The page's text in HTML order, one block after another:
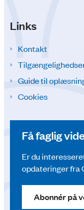
Links
Kontakt
Guide til
Cookies
Få faglig
Er du
opdateringer fra
Abonnér på